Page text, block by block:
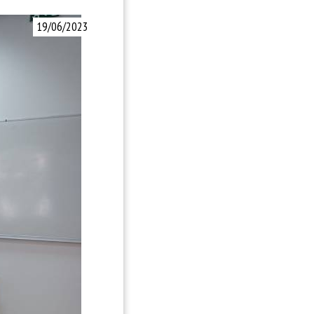
19/06/2023